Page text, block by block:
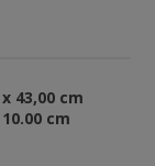
43,00 cm
cm